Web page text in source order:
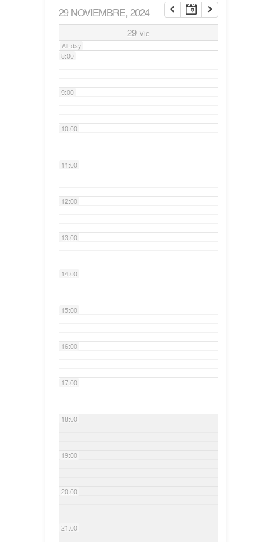
29 NOVIEMBRE, 2024
29 Vie
All-day
7:00
8:00
9:00
10:00
11:00
12:00
13:00
14:00
15:00
16:00
17:00
18:00
19:00
20:00
21:00